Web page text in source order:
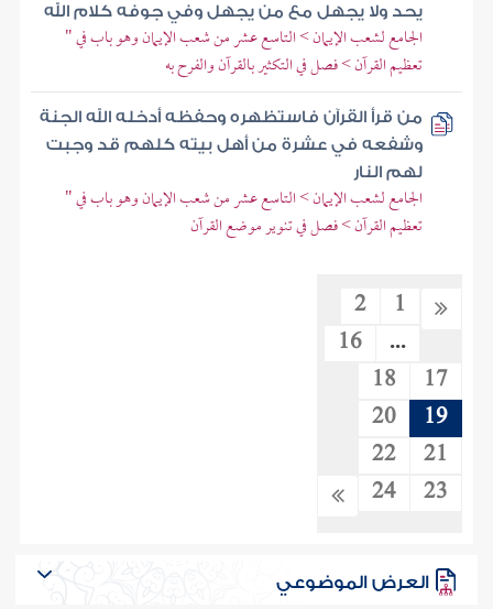
يحد ولا يجهل مع من يجهل وفي جوفه كلام الله
الجامع لشعب الإيمان > التاسع عشر من شعب الإيمان وهو باب في "
تعظيم القرآن > فصل في التكثير بالقرآن والفرح به
من قرأ القرآن فاستظهره وحفظه أدخله الله الجنة
وشفعه في عشرة من أهل بيته كلهم قد وجبت
لهم النار
الجامع لشعب الإيمان > التاسع عشر من شعب الإيمان وهو باب في "
تعظيم القرآن > فصل في تنوير موضع القرآن
1
2
...
16
17
18
19
20
21
22
23
24
العرض الموضوعي